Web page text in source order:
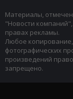
Материалы,
"Новости
правах рекламы.
Любое
фотографических
произведений
запрещено.